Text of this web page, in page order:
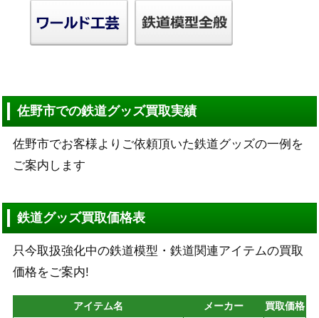
佐野市での鉄道グッズ買取実績
佐野市でお客様よりご依頼頂いた鉄道グッズの一例を
ご案内します
鉄道グッズ買取価格表
只今取扱強化中の鉄道模型・鉄道関連アイテムの買取
価格をご案内!
アイテム名 メーカー
買取価格